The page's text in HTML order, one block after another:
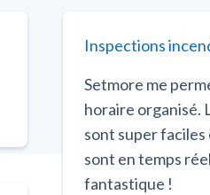
Inspections
Setmore me
horaire organisé.
sont super faciles
sont en temps
fantastique !